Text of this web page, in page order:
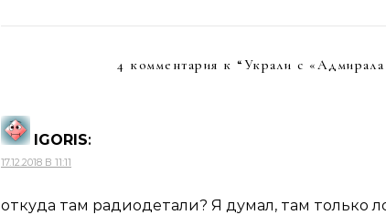
4 комментария к “Украли с
IGORIS:
17.12.2018 В 11:11
откуда там радиодетали? Я думал, там только